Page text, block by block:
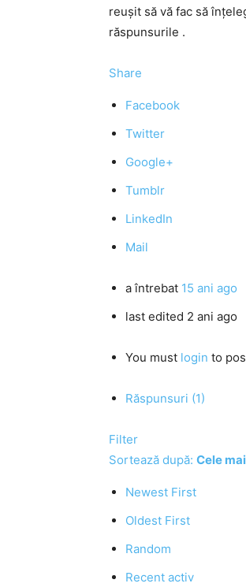
reuşit să vă fac să
răspunsurile .
Share
Facebook
Twitter
Google+
Tumblr
LinkedIn
Mail
a întrebat 15 ani ago
last edited 2 ani ago
You must login to
Răspunsuri (1)
Filter
Sortează după: Cele
Newest First
Oldest First
Random
Recent activ